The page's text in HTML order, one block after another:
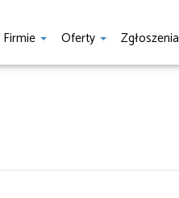
Oferty Zgłoszenia